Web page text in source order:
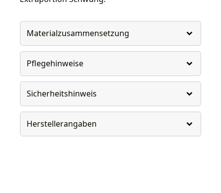
Materialzusammensetzung
Pflegehinweise
Sicherheitshinweis
Herstellerangaben